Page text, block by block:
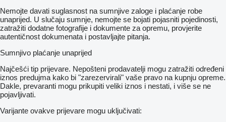
Nemojte davati suglasnost na sumnjive zaloge i plaćanje robe
unaprijed. U slučaju sumnje, nemojte se bojati pojasniti pojedinosti,
zatražiti dodatne fotografije i dokumente za opremu, provjerite
autentičnost dokumenata i postavljajte pitanja.
Sumnjivo plaćanje unaprijed
Najčešći tip prijevare. Nepošteni prodavatelji mogu zatražiti određeni
iznos predujma kako bi "zarezervirali" vaše pravo na kupnju opreme.
Dakle, prevaranti mogu prikupiti veliki iznos i nestati, i više se ne
pojavljivati.
Varijante ovakve prijevare mogu uključivati: